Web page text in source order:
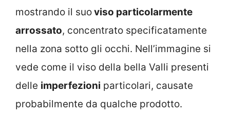
mostrando il suoviso particolarmente
arrossato, concentrato specificatamente
nella zona sotto gli occhi. Nell’immagine si
vede come il viso della bella Valli presenti
delle imperfezioni particolari, causate
probabilmente da qualche prodotto.